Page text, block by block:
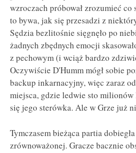
wzroczach próbował zrozumieć co
to bywa, jak się przesadzi z
Sędzia bezlitośnie sięgnęło po
żadnych zbędnych emocji
z pechowym (i wciąż bardzo
Oczywiście D'Humm mógł sobie
backup inkarnacyjny, więc zaraz
miejsca, gdzie ledwie sto milionów
się jego sterówka. Ale w Grze już
Tymczasem bieżąca partia
zrównoważonej. Gracze bacznie